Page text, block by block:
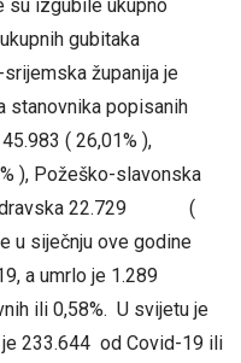
su izgubile ukupno
gubitaka
županija je
stanovnika popisanih
( 26,01% ),
), Požeško-slavonska
podravska 22.729 (
u siječnju ove godine
a umrlo je 1.289
ili 0,58%. U svijetu je
233.644 od Covid-19 ili